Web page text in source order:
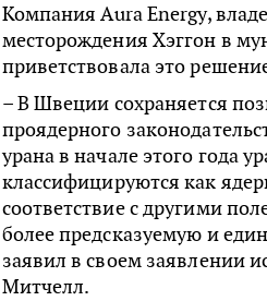
Компания Aura Energy,
месторождения Хэггон в
приветствовала это
– В Швеции сохраняется
проядерного
урана в начале этого года
классифицируются как
соответствие с другими
более предсказуемую и
заявил в своем заявлении
Митчелл.